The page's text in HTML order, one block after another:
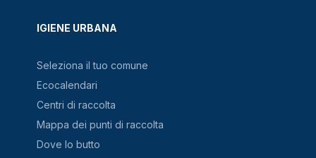
IGIENE URBANA
Seleziona il tuo comune
Ecocalendari
Centri di raccolta
Mappa dei punti di raccolta
Dove lo butto